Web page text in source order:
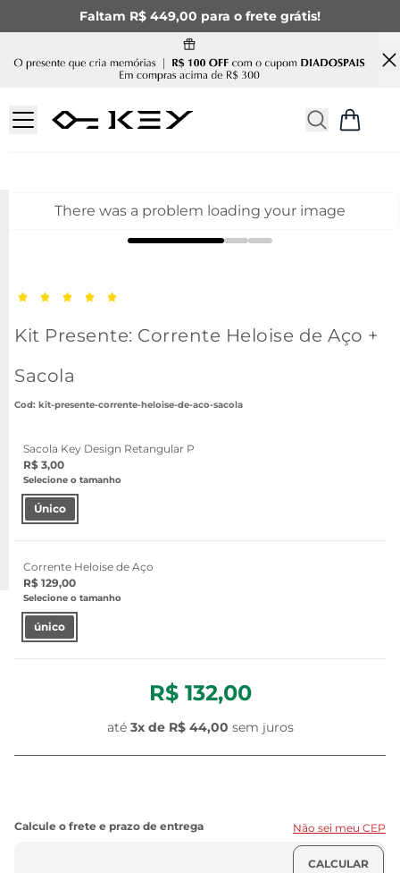
Faltam R$ 449,00 para o frete grátis!
There was a problem loading your image
Kit Presente: Corrente Heloise de Aço +
Sacola
: kit-presente-corrente-heloise-de-aco-sacola
Sacola Key Design Retangular P
R$ 3,00
Selecione o tamanho
Único
Corrente Heloise de Aço
R$ 129,00
Selecione o tamanho
único
R$ 132,00
até 3x de R$ 44,00 sem juros
Não sei meu CEP